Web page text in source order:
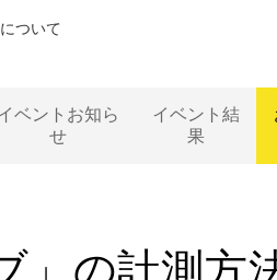
ついて
ベントお知ら
せ
イベント結
果
」の計測方